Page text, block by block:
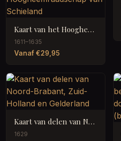
Kaart van het Hoogheemraadschap van Schieland
1611–1635
Vanaf €29,95
Kaart van delen van Noord-Brabant, Zuid-Holland en Gelderland
1629